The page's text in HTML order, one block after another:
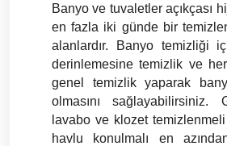
Banyo ve tuvaletler açıkçası
en fazla iki günde bir
alanlardır. Banyo temizliği
derinlemesine temizlik ve
genel temizlik yaparak
olmasını sağlayabilirsiniz.
lavabo ve klozet
havlu konulmalı en